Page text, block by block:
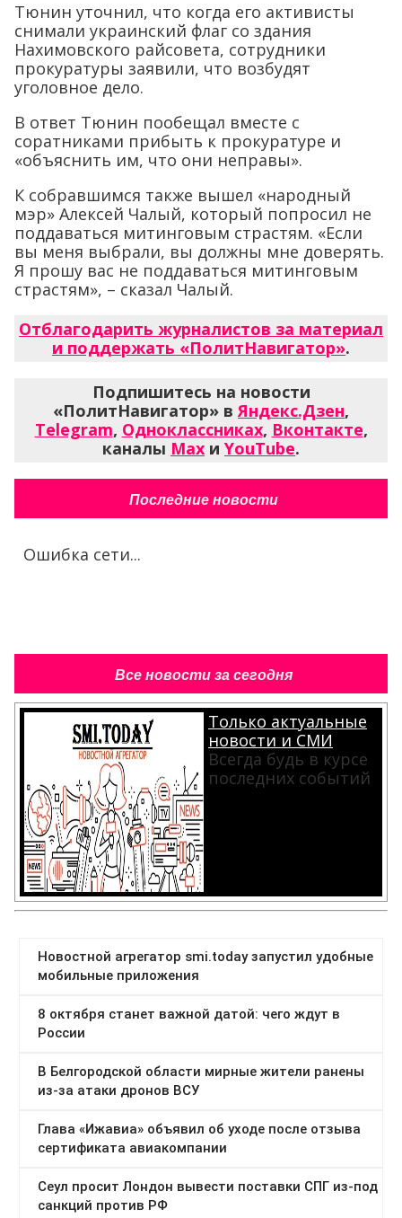
Тюнин уточнил, что когда его активисты
снимали украинский флаг со здания
Нахимовского райсовета, сотрудники
прокуратуры заявили, что возбудят
уголовное дело.
В ответ Тюнин пообещал вместе с
соратниками прибыть к прокуратуре и
«объяснить им, что они неправы».
К собравшимся также вышел «народный
мэр» Алексей Чалый, который попросил не
поддаваться митинговым страстям. «Если
вы меня выбрали, вы должны мне доверять.
Я прошу вас не поддаваться митинговым
страстям», – сказал Чалый.
Отблагодарить журналистов за материал
и поддержать «ПолитНавигатор».
Подпишитесь на новости
«ПолитНавигатор» вЯндекс.Дзен,
Telegram, Одноклассниках, Вконтакте,
каналы Max и YouTube.
Последние новости
Ошибка сети...
Все новости за сегодня
Только актуальные
новости и СМИ
Всегда будь в курсе
последних событий